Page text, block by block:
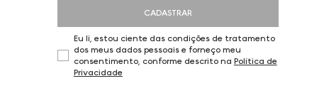
CADASTRAR
Eu li, estou ciente das condições de tratamento
dos meus dados pessoais e forneço meu
consentimento, conforme descrito na Política de
Privacidade